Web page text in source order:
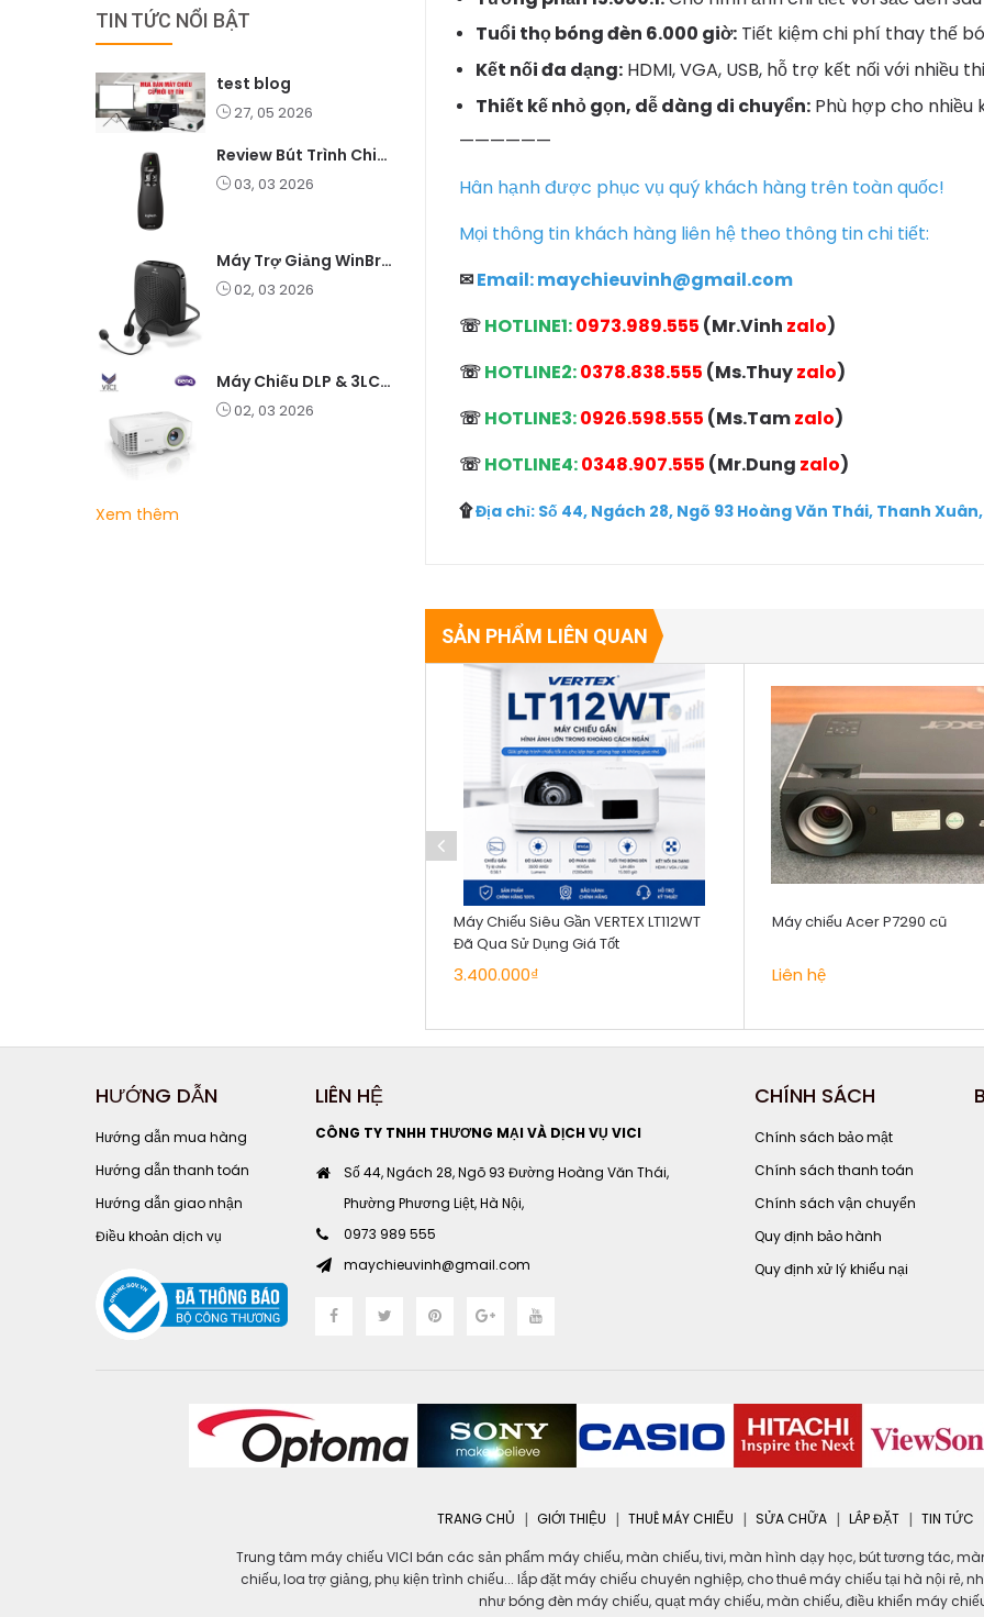
TIN TỨC NỔI BẬT
test blog
27, 05 2026
Review Bút Trình Chiếu K400 Laser 2.4G: Nhỏ Gọn, Ổn Định, Lý Tưởng Cho Giáo Viên Và Doanh Nghiệp
03, 03 2026
Máy Trợ Giảng WinBridge C007 Không Dây – Pin Lâu, Âm Thanh Rõ
02, 03 2026
Máy Chiếu DLP & 3LCD – Nên Chọn Loại Nào Cho Văn Phòng & Giải Trí?
02, 03 2026
Xem thêm
Tuổi thọ bóng đèn 6.000 giờ: Tiết kiệm chi phí thay thế
Kết nối đa dạng: HDMI, VGA, USB, hỗ trợ kết nối với nhiều
Thiết kế nhỏ gọn, dễ dàng di chuyển: Phù hợp cho nhiều
——————
Hân hạnh được phục vụ quý khách hàng trên toàn quốc!
Mọi thông tin khách hàng liên hệ theo thông tin chi tiết:
✉Email:maychieuvinh@gmail.com
☏HOTLINE1:0973.989.555 (Mr.Vinh zalo)
☏HOTLINE2:0378.838.555 (Ms.Thuyzalo)
☏HOTLINE3:0926.598.555 (Ms.Tamzalo)
☏HOTLINE4:0348.907.555 (Mr.Dung zalo)
۩Địa chỉ: Số 44, Ngách 28, Ngõ 93 Hoàng Văn Thái, Thanh Xuân,
SẢN PHẨM LIÊN QUAN
Máy Chiếu Siêu Gần VERTEX LT112WT
Đã Qua Sử Dụng Giá Tốt
3.400.000₫
Máy chiếu Acer P7290 cũ
Liên hệ
HƯỚNG DẪN
Hướng dẫn mua hàng
Hướng dẫn thanh toán
Hướng dẫn giao nhận
Điều khoản dịch vụ
LIÊN HỆ
CÔNG TY TNHH THƯƠNG MẠI VÀ DỊCH VỤ VICI
Số 44, Ngách 28, Ngõ 93 Đường Hoàng Văn Thái,
Phường Phương Liệt, Hà Nội,
0973 989 555
maychieuvinh@gmail.com
CHÍNH SÁCH
Chính sách bảo mật
Chính sách thanh toán
Chính sách vận chuyển
Quy định bảo hành
Quy định xử lý khiếu nại
TRANG CHỦ GIỚI THIỆU THUÊ MÁY CHIẾU SỬA CHỮA LẮP ĐẶT TIN TỨC
Trung tâm máy chiếu VICI bán các sản phẩm máy chiếu, màn chiếu, tivi, màn hình dạy học, bút tương tác,
chiếu, loa trợ giảng, phụ kiện trình chiếu... lắp đặt máy chiếu chuyên nghiệp, cho thuê máy chiếu tại hà nội rẻ,
như bóng đèn máy chiếu, quạt máy chiếu, màn chiếu, điều khiển máy